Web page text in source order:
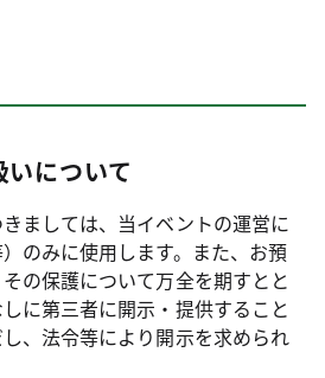
について
ましては、当イベントの運営に
のみに使用します。また、お預
の保護について万全を期すとと
に第三者に開示・提供すること
、法令等により開示を求められ